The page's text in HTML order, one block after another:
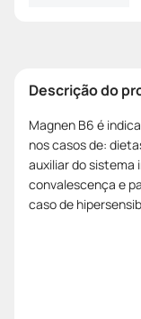
Descrição do
Magnen B6 é
nos casos de:
auxiliar do sistema
convalescença e
caso de